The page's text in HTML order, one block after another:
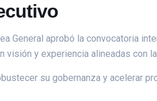
General aprobó la convocatoria
visión y experiencia alineadas con
su gobernanza y acelerar